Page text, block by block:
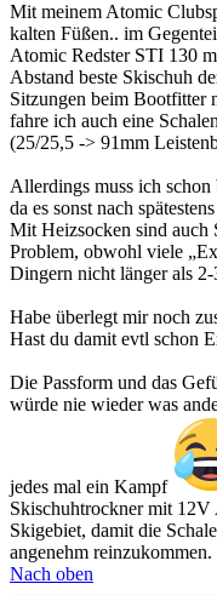
Mit meinem Atomic
kalten Füßen.. im
Atomic Redster STI 130
Abstand beste Skischuh
Sitzungen beim Bootfitter
fahre ich auch eine
(25/25,5 -> 91mm
Allerdings muss ich schon
da es sonst nach
Mit Heizsocken sind auch
Problem, obwohl viele
Dingern nicht länger als
Habe überlegt mir noch
Hast du damit evtl schon
Die Passform und das
würde nie wieder was
jedes mal ein Kampf
Skischuhtrockner mit 12V
Skigebiet, damit die
angenehm reinzukommen.
Nach oben